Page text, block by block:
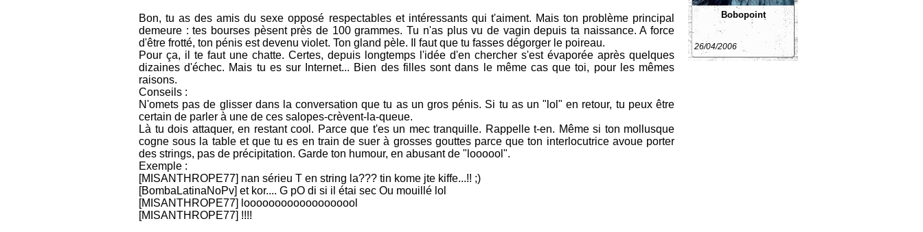
Bobopoint
26/04/2006
Bon, tu as des amis du sexe opposé respectables et intéressants qui t'aiment. Mais ton problème principal
demeure : tes bourses pèsent près de 100 grammes. Tu n'as plus vu de vagin depuis ta naissance. A force
d'être frotté, ton pénis est devenu violet. Ton gland pèle. Il faut que tu fasses dégorger le poireau.
Pour ça, il te faut une chatte. Certes, depuis longtemps l'idée d'en chercher s'est évaporée après quelques
dizaines d'échec. Mais tu es sur Internet... Bien des filles sont dans le même cas que toi, pour les mêmes
raisons.
Conseils :
N'omets pas de glisser dans la conversation que tu as un gros pénis. Si tu as un "lol" en retour, tu peux être
certain de parler à une de ces salopes-crèvent-la-queue.
Là tu dois attaquer, en restant cool. Parce que t'es un mec tranquille. Rappelle t-en. Même si ton mollusque
cogne sous la table et que tu es en train de suer à grosses gouttes parce que ton interlocutrice avoue porter
des strings, pas de précipitation. Garde ton humour, en abusant de "loooool".
Exemple :
[MISANTHROPE77] nan sérieu T en string la??? tin kome jte kiffe...!! ;)
[BombaLatinaNoPv] et kor.... G pO di si il étai sec Ou mouillé lol
[MISANTHROPE77] looooooooooooooooool
[MISANTHROPE77] !!!!